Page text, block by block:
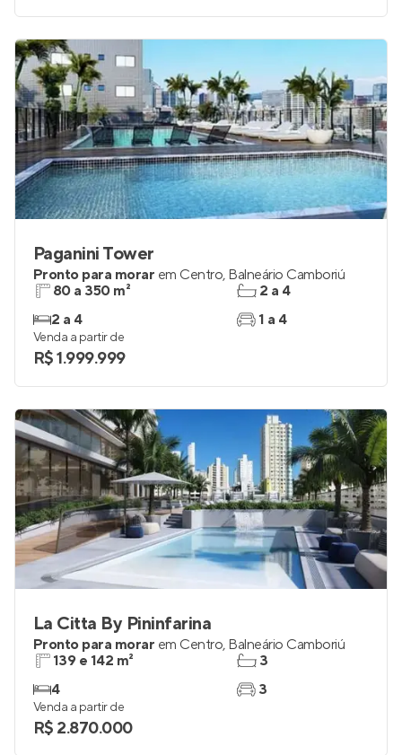
Paganini Tower
Pronto para morar em Centro, Balneário Camboriú
80 a 350 m²
2 a 4
2 a 4
1 a 4
Venda a partir de
R$ 1.999.999
La Citta By Pininfarina
Pronto para morar em Centro, Balneário Camboriú
139 e 142 m²
4
3
3
Venda a partir de
R$ 2.870.000